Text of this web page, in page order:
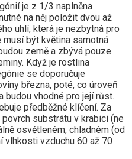
je z 1/3 naplněna
na něj položit dvou až
uhlí, která je nezbytná pro
být květina samotná
země a zbývá pouze
Když je rostlina
se doporučuje
března, poté, co úroveň
budou vhodné pro její růst.
předběžné klíčení. Za
substrátu v krabici (ne
osvětleném, chladném (od
vlhkosti vzduchu 60 až 70